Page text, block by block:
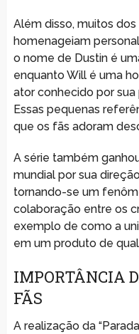
Além disso, muitos
homenageiam
o nome de Dustin é
enquanto Will é uma
ator conhecido por
Essas pequenas
que os fãs adoram
A série também
mundial por sua
tornando-se um
colaboração entre os
exemplo de como a
em um produto de
IMPORTÂNCIA
FÃS
A realização da